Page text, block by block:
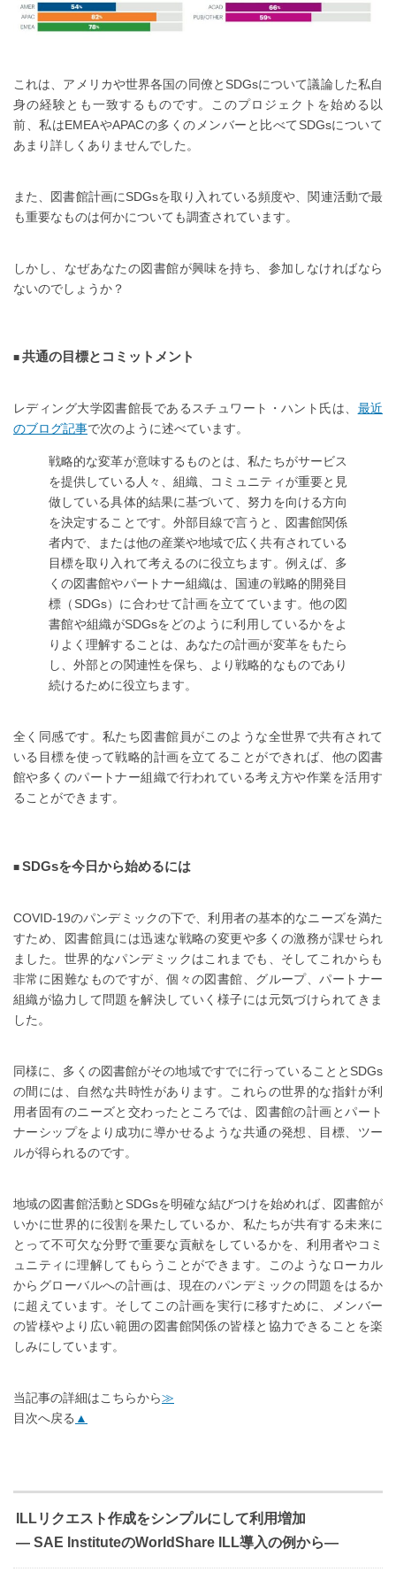
これは、アメリカや世界各国の同僚とSDGsについて議論した私自
身の経験とも一致するものです。このプロジェクトを始める以
前、私はEMEAやAPACの多くのメンバーと比べてSDGsについて
あまり詳しくありませんでした。
また、図書館計画にSDGsを取り入れている頻度や、関連活動で最
も重要なものは何かについても調査されています。
しかし、なぜあなたの図書館が興味を持ち、参加しなければなら
ないのでしょうか？
共通の目標とコミットメント
レディング大学図書館長であるスチュワート・ハント氏は、 最近
のブログ記事で次のように述べています。
戦略的な変革が意味するものとは、私たちがサービス
を提供している人々、組織、コミュニティが重要と見
做している具体的結果に基づいて、努力を向ける方向
を決定することです。外部目線で言うと、図書館関係
者内で、または他の産業や地域で広く共有されている
目標を取り入れて考えるのに役立ちます。例えば、多
くの図書館やパートナー組織は、国連の戦略的開発目
標（SDGs）に合わせて計画を立てています。他の図
書館や組織がSDGsをどのように利用しているかをよ
りよく理解することは、あなたの計画が変革をもたら
し、外部との関連性を保ち、より戦略的なものであり
続けるために役立ちます。
全く同感です。私たち図書館員がこのような全世界で共有されて
いる目標を使って戦略的計画を立てることができれば、他の図書
館や多くのパートナー組織で行われている考え方や作業を活用す
ることができます。
SDGsを今日から始めるには
COVID-19のパンデミックの下で、利用者の基本的なニーズを満た
すため、図書館員には迅速な戦略の変更や多くの激務が課せられ
ました。世界的なパンデミックはこれまでも、そしてこれからも
非常に困難なものですが、個々の図書館、グループ、パートナー
組織が協力して問題を解決していく様子には元気づけられてきま
した。
同様に、多くの図書館がその地域ですでに行っていることとSDGs
の間には、自然な共時性があります。これらの世界的な指針が利
用者固有のニーズと交わったところでは、図書館の計画とパート
ナーシップをより成功に導かせるような共通の発想、目標、ツー
ルが得られるのです。
地域の図書館活動とSDGsを明確な結びつけを始めれば、図書館が
いかに世界的に役割を果たしているか、私たちが共有する未来に
とって不可欠な分野で重要な貢献をしているかを、利用者やコミ
ュニティに理解してもらうことができます。このようなローカル
からグローバルへの計画は、現在のパンデミックの問題をはるか
に超えています。そしてこの計画を実行に移すために、メンバー
の皆様やより広い範囲の図書館関係の皆様と協力できることを楽
しみにしています。
当記事の詳細はこちらから≫
目次へ戻る ▲
ILLリクエスト作成をシンプルにして利用増加
― SAE InstituteのWorldShare ILL導入の例から―